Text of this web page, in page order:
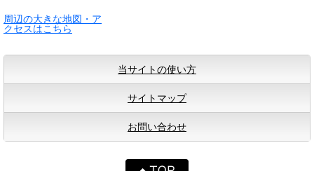
周辺の大きな地図・ア
クセスはこちら
当サイトの使い方
サイトマップ
お問い合わせ